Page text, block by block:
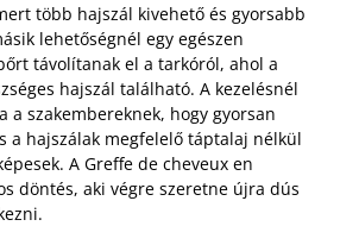
több hajszál kivehető és gyorsabb
lehetőségnél egy egészen
távolítanak el a tarkóról, ahol a
hajszál található. A kezelésnél
a szakembereknek, hogy gyorsan
a hajszálak megfelelő táptalaj nélkül
A Greffe de cheveux en
döntés, aki végre szeretne újra dús